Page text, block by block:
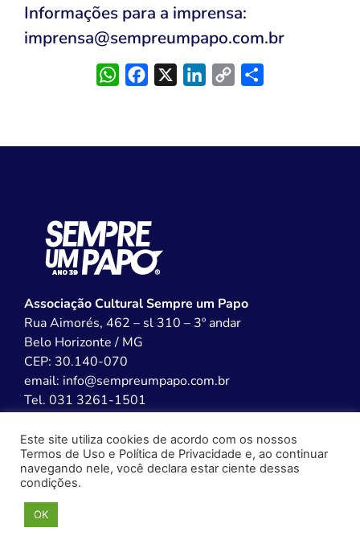
Informações para a imprensa:
imprensa@sempreumpapo.com.br
WhatsAppFacebook LinkedIn
Copy
Associação Cultural Sempre um Papo
Rua Aimorés, 462 – sl 310 – 3º andar
Belo Horizonte / MG
CEP: 30.140-070
email: info@sempreumpapo.com.br
Tel. 031 3261-1501
WhatsApp
Este site utiliza cookies de acordo com os nossos
Termos de Uso e Política de Privacidade e, ao continuar
navegando nele, você declara estar ciente dessas
condições.
OK